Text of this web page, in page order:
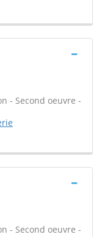
- Second oeuvre -
- Second oeuvre -